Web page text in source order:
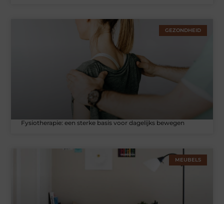
GEZONDHEID
Fysiotherapie: een sterke basis voor dagelijks bewegen
MEUBELS